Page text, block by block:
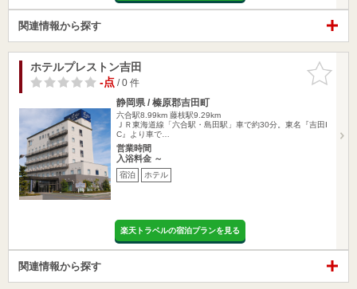
関連情報から探す
お気に入
りに追加
ホテルプレストン吉田
-点/ 0 件
静岡県 / 榛原郡吉田町
六合駅8.99km 藤枝駅9.29km
ＪＲ東海道線「六合駅・島田駅」車で約30分。東名『吉田I
C』より車で…
営業時間
入浴料金 ～
宿泊 ホテル
楽天トラベルの宿泊プランを見る
関連情報から探す